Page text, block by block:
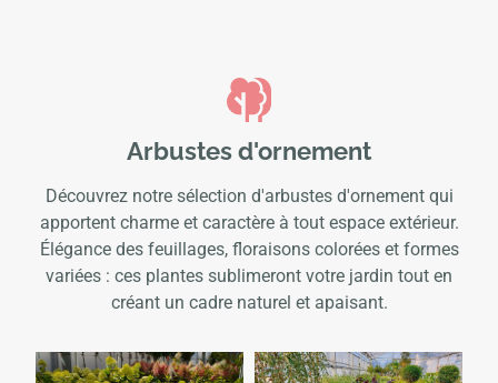
Arbustes d'ornement
Découvrez notre sélection d'arbustes d'ornement qui
apportent charme et caractère à tout espace extérieur.
Élégance des feuillages, floraisons colorées et formes
variées : ces plantes sublimeront votre jardin tout en
créant un cadre naturel et apaisant.